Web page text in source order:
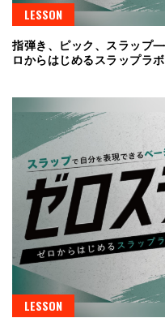
LESSON
指弾き、ピック、スラッ
ロからはじめるスラップラ
LESSON